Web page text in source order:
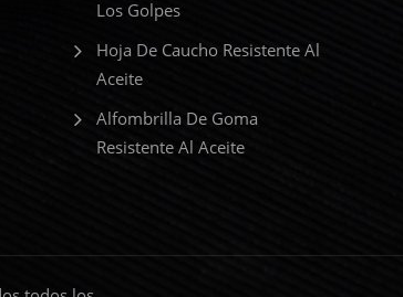
Los Golpes
Hoja De Caucho Resistente Al
Aceite
Alfombrilla De Goma
Resistente Al Aceite